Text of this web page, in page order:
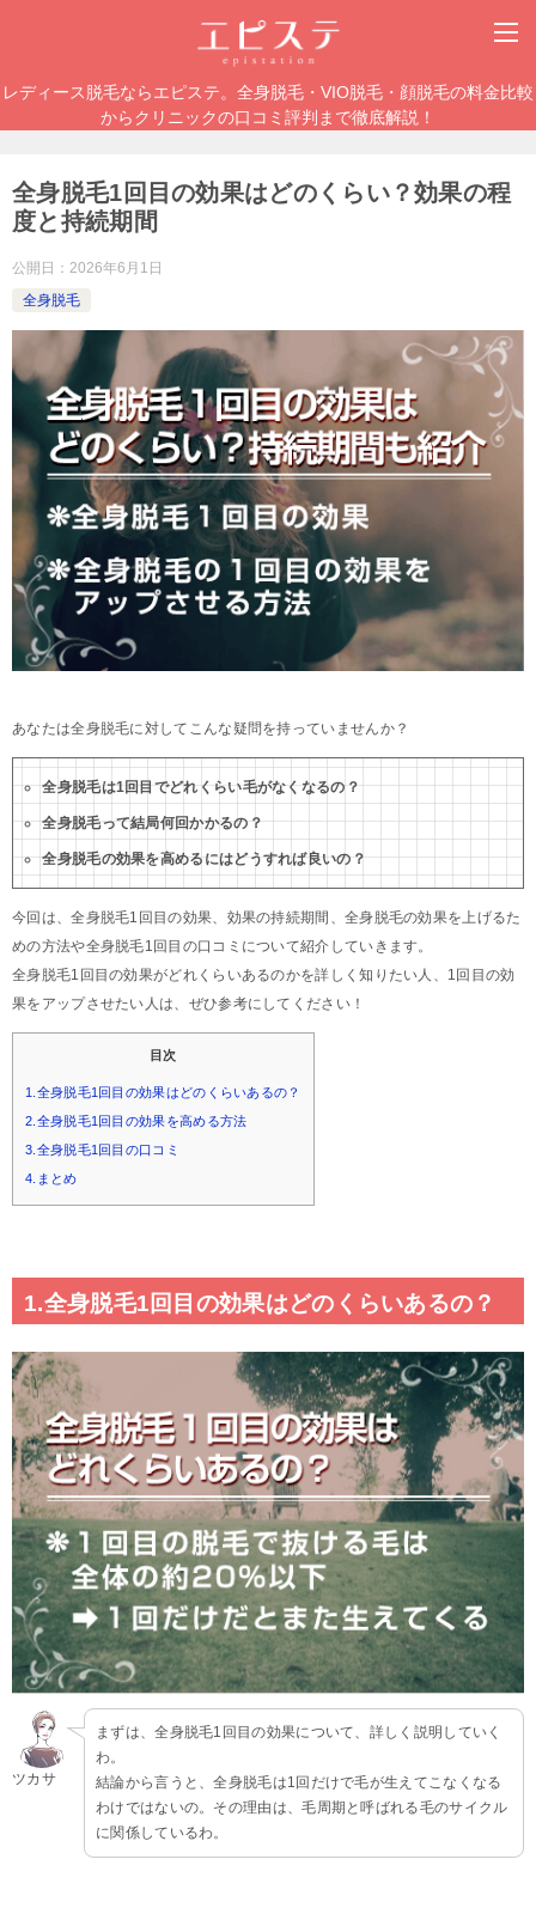
レディース脱毛ならエピステ。全身脱毛・VIO脱毛・顔脱毛の料金比較
からクリニックの口コミ評判まで徹底解説！
全身脱毛1回目の効果はどのくらい？効果の程
度と持続期間
公開日： 2026年6月1日
全身脱毛
あなたは全身脱毛に対してこんな疑問を持っていませんか？
全身脱毛は1回目でどれくらい毛がなくなるの？
全身脱毛って結局何回かかるの？
全身脱毛の効果を高めるにはどうすれば良いの？
今回は、全身脱毛1回目の効果、効果の持続期間、全身脱毛の効果を上げるた
めの方法や全身脱毛1回目の口コミについて紹介していきます。
全身脱毛1回目の効果がどれくらいあるのかを詳しく知りたい人、1回目の効
果をアップさせたい人は、ぜひ参考にしてください！
目次
1.全身脱毛1回目の効果はどのくらいあるの？
2.全身脱毛1回目の効果を高める方法
3.全身脱毛1回目の口コミ
4.まとめ
1.全身脱毛1回目の効果はどのくらいあるの？
ツカサ
まずは、全身脱毛1回目の効果について、詳しく説明していく
わ。
結論から言うと、全身脱毛は1回だけで毛が生えてこなくなる
わけではないの。その理由は、毛周期と呼ばれる毛のサイクル
に関係しているわ。